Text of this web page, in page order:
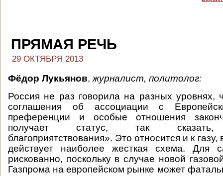
ПРЯМАЯ РЕЧЬ
29 ОКТЯБРЯ 2013
Фёдор Лукьянов, журналист, политолог:
Россия не раз говорила на разных уровнях,
соглашения об ассоциации с
преференции и особые отношения
получает статус, так сказать,
благоприятствования». Это относится и к
действует наиболее жесткая схема. Для
рискованно, поскольку в случае новой
Газпрома на европейском рынке может